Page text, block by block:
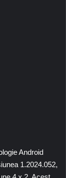
Android
1.2024.052,